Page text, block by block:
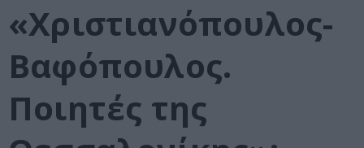
«Χριστιανόπουλος-
Βαφόπουλος.
Ποιητές της